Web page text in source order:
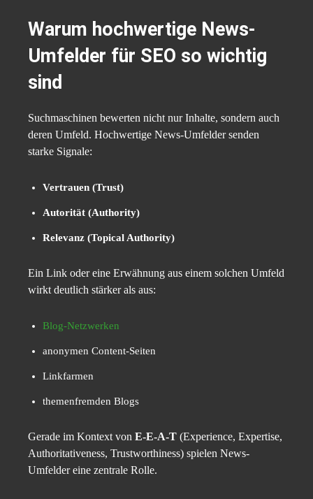
Warum hochwertige News-
Umfelder für SEO so wichtig
sind
Suchmaschinen bewerten nicht nur Inhalte, sondern auch
deren Umfeld. Hochwertige News-Umfelder senden
starke Signale:
Vertrauen (Trust)
Autorität (Authority)
Relevanz (Topical Authority)
Ein Link oder eine Erwähnung aus einem solchen Umfeld
wirkt deutlich stärker als aus:
Blog-Netzwerken
anonymen Content-Seiten
Linkfarmen
themenfremden Blogs
Gerade im Kontext von E-E-A-T (Experience, Expertise,
Authoritativeness, Trustworthiness) spielen News-
Umfelder eine zentrale Rolle.